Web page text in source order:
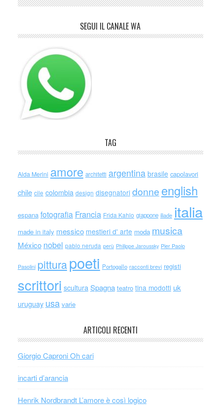
SEGUI IL CANALE WA
TAG
Alda Merini amore architetti argentina brasile capolavori
chile cile colombia design disegnatori donne english
espana fotografia Francia Frida Kahlo giappone iliade italia
made in italy messico mestieri d' arte moda musica
México nobel pablo neruda perù Philippe Jaroussky Pier Paolo
Pasolini pitturapoeti Portogallo racconti brevi registi
scrittori sculturaSpagna teatro tina modotti uk
uruguay usa varie
ARTICOLI RECENTI
Giorgio Caproni Oh cari
incarti d’arancia
Henrik Nordbrandt L’amore è così logico